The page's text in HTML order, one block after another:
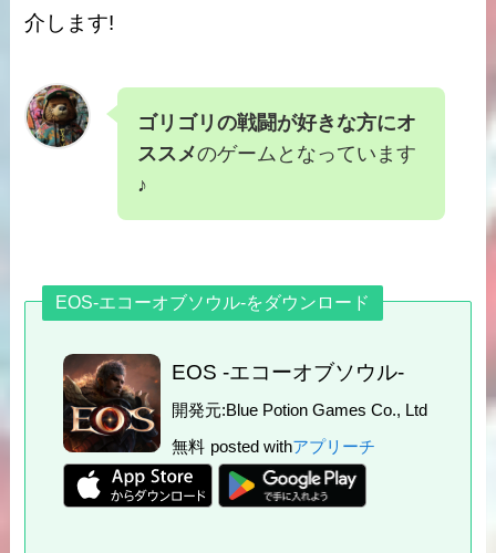
介します!
ゴリゴリの戦闘が好きな方にオ
ススメのゲームとなっています
♪
EOS-エコーオブソウル-をダウンロード
EOS -エコーオブソウル-
開発元:Blue Potion Games Co., Ltd
無料 posted withアプリーチ